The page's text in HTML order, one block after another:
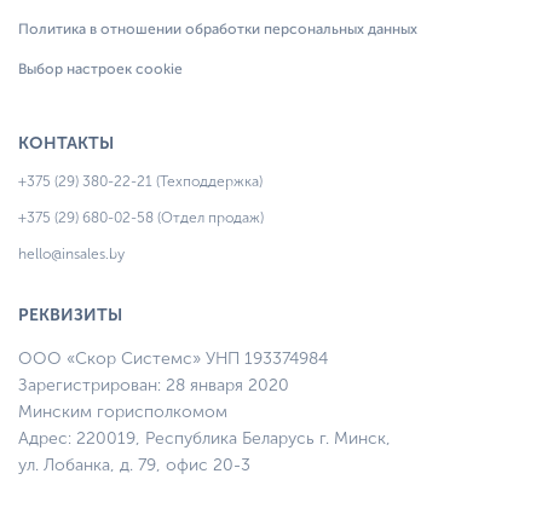
Политика в отношении обработки персональных данных
Выбор настроек cookie
КОНТАКТЫ
+375 (29) 380-22-21 (Техподдержка)
+375 (29) 680-02-58 (Отдел продаж)
hello@insales.by
РЕКВИЗИТЫ
ООО «Скор Системс» УНП 193374984
Зарегистрирован: 28 января 2020
Минским горисполкомом
Адрес: 220019, Республика Беларусь г. Минск,
ул. Лобанка, д. 79, офис 20-3